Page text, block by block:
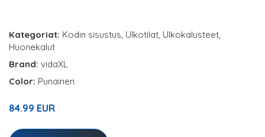
Kategoriat: Kodin sisustus, Ulkotilat, Ulkokalusteet,
Huonekalut
Brand: vidaXL
Color: Punainen
84.99 EUR